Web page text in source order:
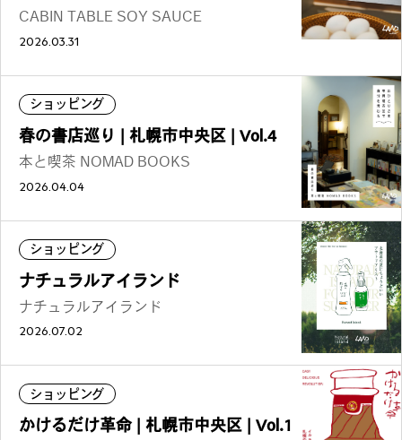
CABIN TABLE SOY SAUCE
2026.03.31
ショッピング
春の書店巡り | 札幌市中央区 | Vol.4
本と喫茶 NOMAD BOOKS
2026.04.04
ショッピング
ナチュラルアイランド
ナチュラルアイランド
2026.07.02
ショッピング
かけるだけ革命 | 札幌市中央区 | Vol.1